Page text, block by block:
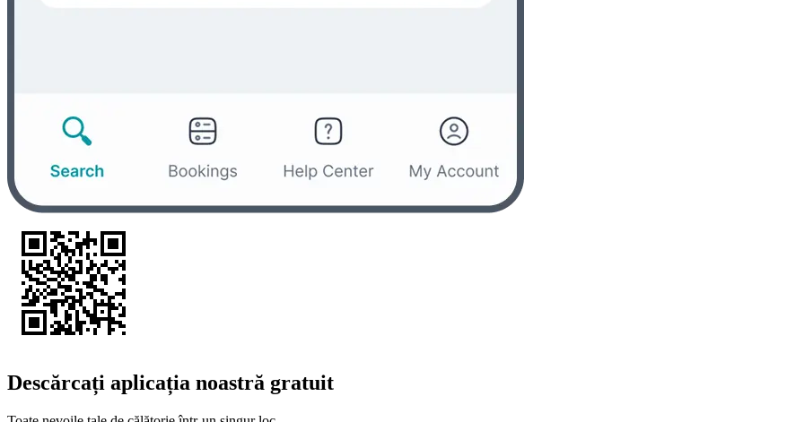
Descărcați aplicația noastră gratuit